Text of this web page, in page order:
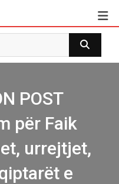
POST
për Faik
urrejtjet,
e